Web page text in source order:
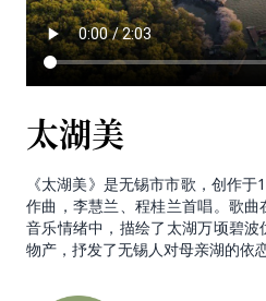
太湖美
《太湖美》是无锡市市歌，创作
作曲，李慧兰、程桂兰首唱。歌
音乐情绪中，描绘了太湖万顷碧
物产，抒发了无锡人对母亲湖的依